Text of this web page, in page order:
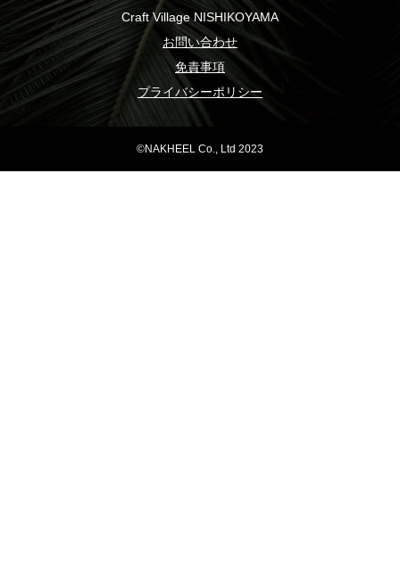
Craft Village NISHIKOYAMA
お問い合わせ
免責事項
プライバシーポリシー
©NAKHEEL Co., Ltd 2023